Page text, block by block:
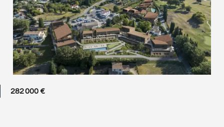
282 000 €